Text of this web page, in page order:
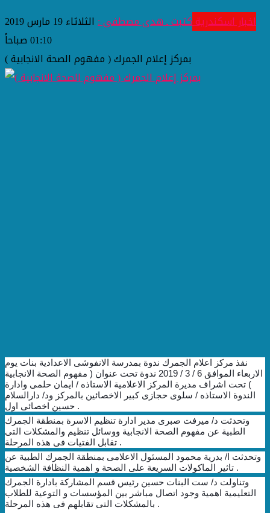
اخبار اسكندريةكتبت ـ هدى مصطفى :
الثلاثاء 19 مارس 2019
01:10 صباحاً
( مفهوم الصحة الانجابية ) بمركز إعلام الجمرك
نفذ مركز اعلام الجمرك ندوة بمدرسة الانفوشى الاعدادية بنات يوم
الاربعاء الموافق 6 / 3 / 2019 ندوة تحت عنوان ( مفهوم الصحة الانجابية
) تحت اشراف مديرة المركز الاعلامية الاستاذه / ايمان حلمى وادارة
الندوة الاستاذه / سلوى حجازى كبير الاخصائين بالمركز ود/ دارالسلام
حسين اخصائى اول .
وتحدثت د/ ميرفت صبرى مدير ادارة تنظيم الاسرة بمنطقة الجمرك
الطبية عن مفهوم الصحة الانجابية ووسائل تنظيم والمشكلات التى
تقابل الفتيات فى هذه المرحلة .
وتحدثت ا/ بدرية محمود المسئول الاعلامى بمنطقة الجمرك الطبية عن
تاثير الماكولات السريعة على الصحة و اهمية النظافة الشخصية .
وتناولت د/ ست البنات حسين رئيس قسم المشاركة بادارة الجمرك
التعليمية اهمية وجود اتصال مباشر بين المؤسسات و التوعية للطلاب
بالمشكلات التى تقابلهم فى هذه المرحلة .